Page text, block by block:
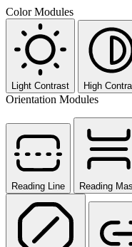
Color Modules
Light Contrast High
Orientation Modules
Reading Line Reading